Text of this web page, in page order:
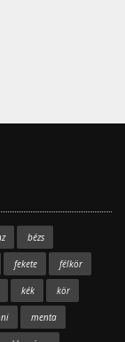
bézs
fekete félkör
kék kör
menta